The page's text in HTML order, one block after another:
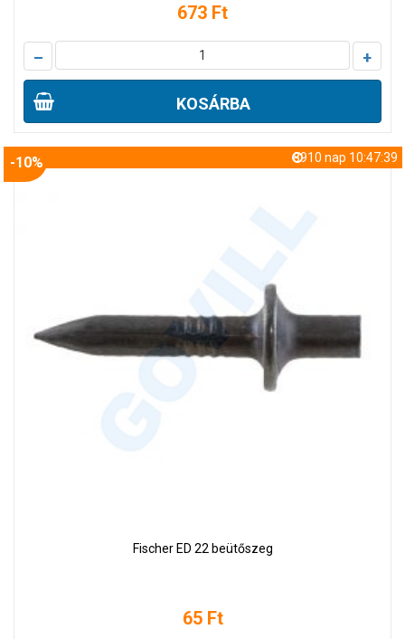
673 Ft
– +
KOSÁRBA
-10% 8910 nap 10:47:38
Fischer ED 22 beütőszeg
65 Ft